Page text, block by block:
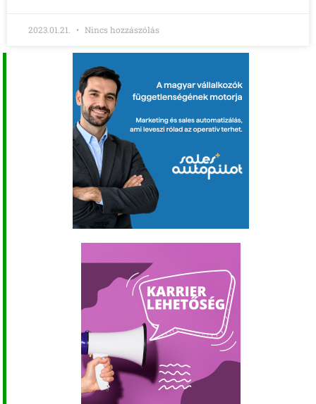
2023.01.21. Nincs hozzászólás